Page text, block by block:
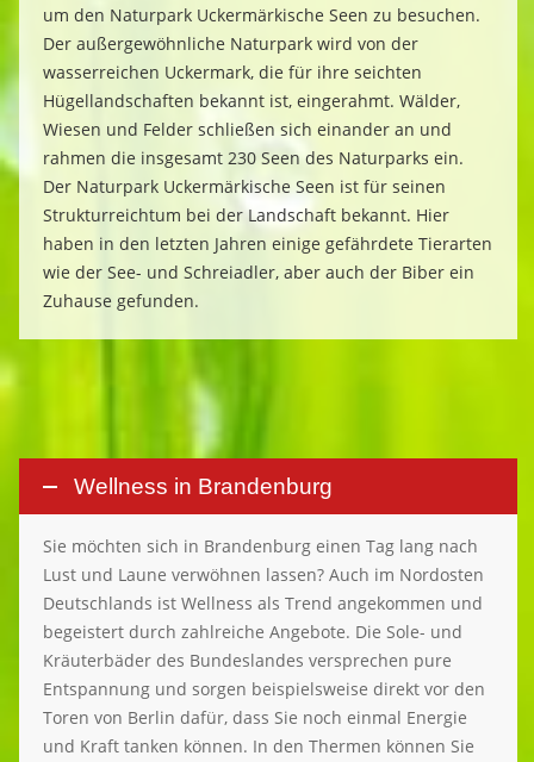
um den Naturpark Uckermärkische Seen zu besuchen.
Der außergewöhnliche Naturpark wird von der
wasserreichen Uckermark, die für ihre seichten
Hügellandschaften bekannt ist, eingerahmt. Wälder,
Wiesen und Felder schließen sich einander an und
rahmen die insgesamt 230 Seen des Naturparks ein.
Der Naturpark Uckermärkische Seen ist für seinen
Strukturreichtum bei der Landschaft bekannt. Hier
haben in den letzten Jahren einige gefährdete Tierarten
wie der See- und Schreiadler, aber auch der Biber ein
Zuhause gefunden.
Wellness in Brandenburg
Sie möchten sich in Brandenburg einen Tag lang nach
Lust und Laune verwöhnen lassen? Auch im Nordosten
Deutschlands ist Wellness als Trend angekommen und
begeistert durch zahlreiche Angebote. Die Sole- und
Kräuterbäder des Bundeslandes versprechen pure
Entspannung und sorgen beispielsweise direkt vor den
Toren von Berlin dafür, dass Sie noch einmal Energie
und Kraft tanken können. In den Thermen können Sie